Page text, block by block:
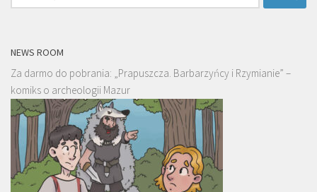
NEWS ROOM
Za darmo do pobrania: „Prapuszcza. Barbarzyńcy i Rzymianie” –
komiks o archeologii Mazur